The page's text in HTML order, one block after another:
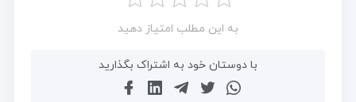
به این مطلب امتیاز دهید
با دوستان خود به اشتراک بگذارید